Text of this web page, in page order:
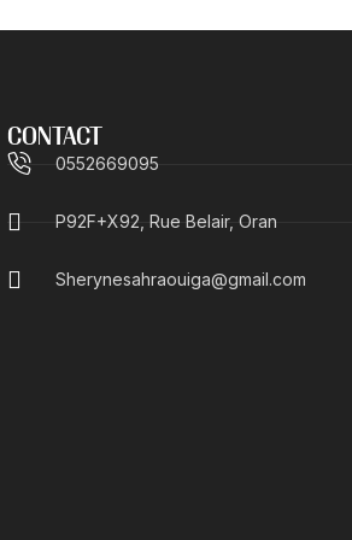
CONTACT
0552669095
P92F+X92, Rue Belair, Oran
Sherynesahraouiga@gmail.com